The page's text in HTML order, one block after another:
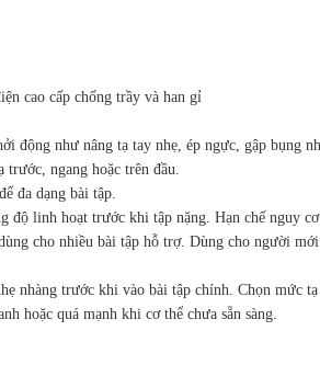
cao cấp chống trầy và han gỉ
động như nâng tạ tay nhẹ, ép ngực, gập bụng
trước, ngang hoặc trên đầu.
đa dạng bài tập.
độ linh hoạt trước khi tập nặng. Hạn chế nguy
cho nhiều bài tập hỗ trợ. Dùng cho người
nhàng trước khi vào bài tập chính. Chọn mức
hoặc quá mạnh khi cơ thể chưa sẵn sàng.